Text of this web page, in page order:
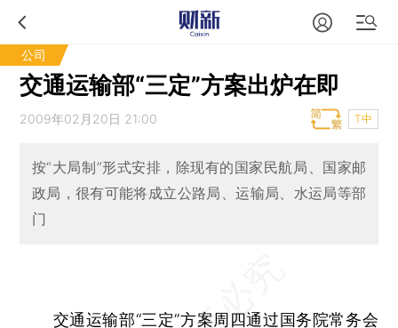
公司
交通运输部“三定”方案出炉在即
2009年02月20日 21:00 T中
按“大局制”形式安排，除现有的国家民航局、国家邮
政局，很有可能将成立公路局、运输局、水运局等部
门
交通运输部“三定”方案周四通过国务院常务会